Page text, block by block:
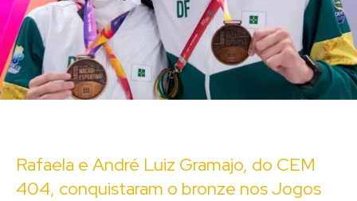
Rafaela e André Luiz Gramajo, do CEM
404, conquistaram o bronze nos Jogos